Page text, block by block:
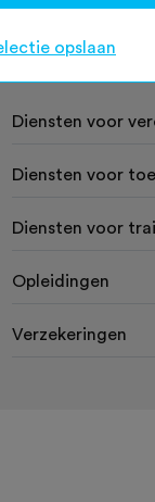
Diensten voor
Diensten voor
Diensten voor
Opleidingen
Verzekeringen
opslaan